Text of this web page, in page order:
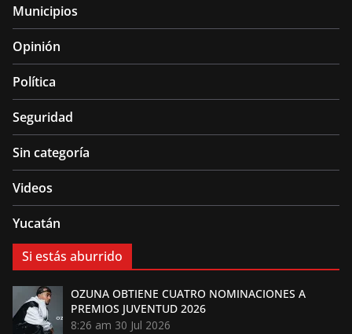
Municipios
Opinión
Política
Seguridad
Sin categoría
Videos
Yucatán
Si estás aburrido
OZUNA OBTIENE CUATRO NOMINACIONES A
PREMIOS JUVENTUD 2026
8:26 am 30 Jul 2026